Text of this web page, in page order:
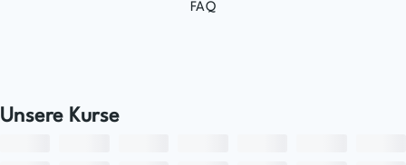
FAQ
Unsere Kurse